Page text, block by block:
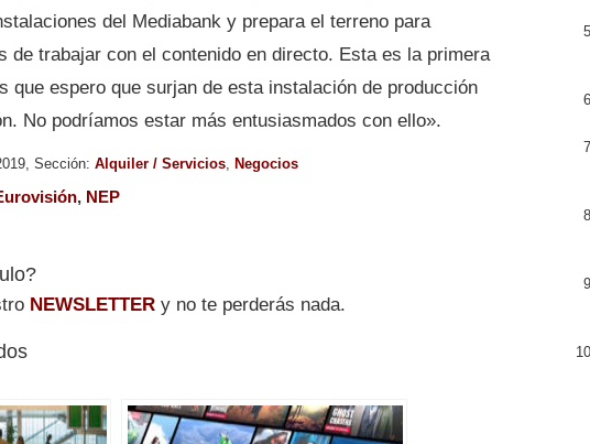
del Mediabank y prepara el terreno para
de trabajar con el contenido en directo. Esta es la primera
que espero que surjan de esta instalación de producción
No podríamos estar más entusiasmados con ello».
Sección: Alquiler / Servicios Negocios
, NEP
NEWSLETTER y no te perderás nada.